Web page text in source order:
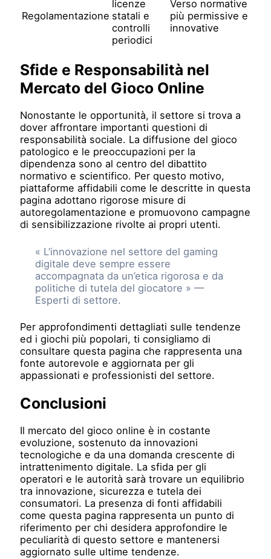
Regolamentazione
licenze
statali e
controlli
periodici
Verso normative
più permissive e
innovative
Sfide e Responsabilità nel
Mercato del Gioco Online
Nonostante le opportunità, il settore si trova a
dover affrontare importanti questioni di
responsabilità sociale. La diffusione del gioco
patologico e le preoccupazioni per la
dipendenza sono al centro del dibattito
normativo e scientifico. Per questo motivo,
piattaforme affidabili come le descritte in questa
pagina adottano rigorose misure di
autoregolamentazione e promuovono campagne
di sensibilizzazione rivolte ai propri utenti.
« L’innovazione nel settore del gaming
digitale deve sempre essere
accompagnata da un’etica rigorosa e da
politiche di tutela del giocatore » —
Esperti di settore.
Per approfondimenti dettagliati sulle tendenze
ed i giochi più popolari, ti consigliamo di
consultare questa pagina che rappresenta una
fonte autorevole e aggiornata per gli
appassionati e professionisti del settore.
Conclusioni
Il mercato del gioco online è in costante
evoluzione, sostenuto da innovazioni
tecnologiche e da una domanda crescente di
intrattenimento digitale. La sfida per gli
operatori e le autorità sarà trovare un equilibrio
tra innovazione, sicurezza e tutela dei
consumatori. La presenza di fonti affidabili
come questa pagina rappresenta un punto di
riferimento per chi desidera approfondire le
peculiarità di questo settore e mantenersi
aggiornato sulle ultime tendenze.